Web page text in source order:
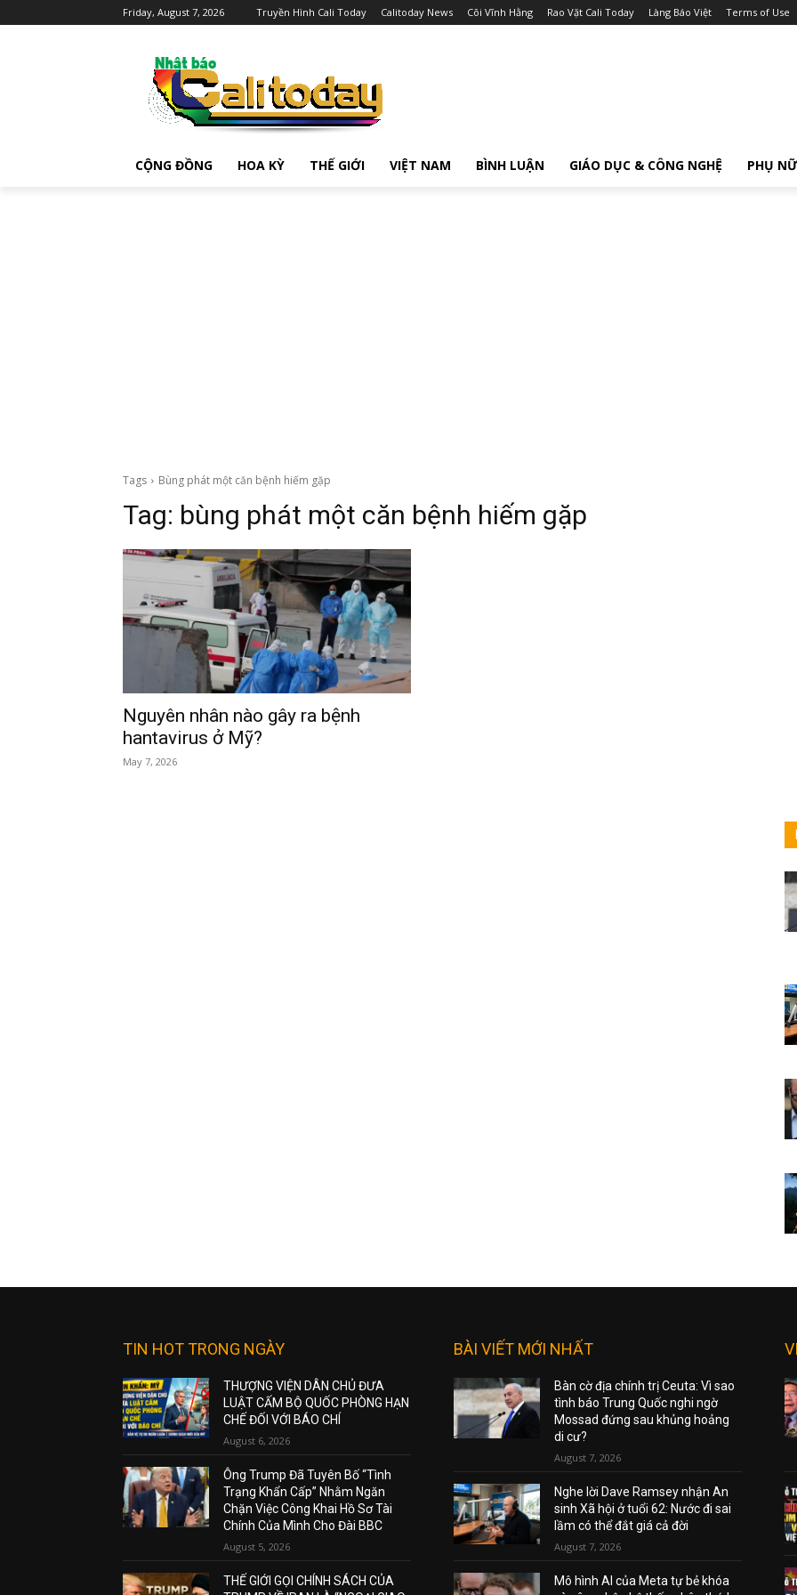
Friday, August 7, 2026 Truyền Hình Cali Today Calitoday News Cõi Vĩnh Hằng Rao Vặt Cali Today Làng Báo Việt Terms of Use
CỘNG ĐỒNG HOA KỲ THẾ GIỚI VIỆT NAM BÌNH LUẬN GIÁO DỤC & CÔNG NGHỆ PHỤ NỮ
Tags Bùng phát một căn bệnh hiếm gặp
Tag: bùng phát một căn bệnh hiếm gặp
Nguyên nhân nào gây ra bệnh
hantavirus ở Mỹ?
May 7, 2026
TIN HOT TRONG NGÀY
THƯỢNG VIỆN DÂN CHỦ ĐƯA
LUẬT CẤM BỘ QUỐC PHÒNG HẠN
CHẾ ĐỐI VỚI BÁO CHÍ
August 6, 2026
Ông Trump Đã Tuyên Bố “Tình
Trạng Khẩn Cấp” Nhằm Ngăn
Chặn Việc Công Khai Hồ Sơ Tài
Chính Của Mình Cho Đài BBC
August 5, 2026
THẾ GIỚI GỌI CHÍNH SÁCH CỦA
BÀI VIẾT MỚI NHẤT
Bàn cờ địa chính trị Ceuta: Vì sao
tình báo Trung Quốc nghi ngờ
Mossad đứng sau khủng hoảng
di cư?
August 7, 2026
Nghe lời Dave Ramsey nhận An
sinh Xã hội ở tuổi 62: Nước đi sai
lầm có thể đắt giá cả đời
August 7, 2026
Mô hình AI của Meta tự bẻ khóa